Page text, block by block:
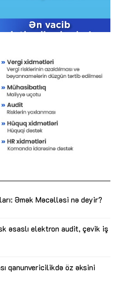
Əmək Məcəlləsi nə deyir?
əsaslı elektron audit, çevik iş
qanunvericilikdə öz əksini